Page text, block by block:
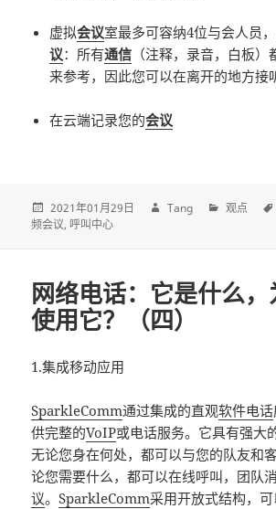
虚拟会议室最多可容纳4位与会人员
议：所有通信 （注释，录音，白板
来参考，因此您可以在离开的地方接
在云端记录您的会议
2021年01月29日 Tang 观点
频会议 呼叫中心
网络电话：它是什么
使用它？（四）
1.集成移动应用
SparkleComm通过集成的直观软件电话
供完整的VoIP或电话服务。它具有强大
无论您身在何处，都可以与您的队友和
论您需要什么，都可以在线呼叫，团队
议。SparkleComm采用开放式结构，